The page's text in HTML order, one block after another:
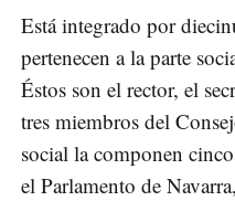
Está integrado por
pertenecen a la parte
Éstos son el rector, el
tres miembros del
social la componen
el Parlamento de